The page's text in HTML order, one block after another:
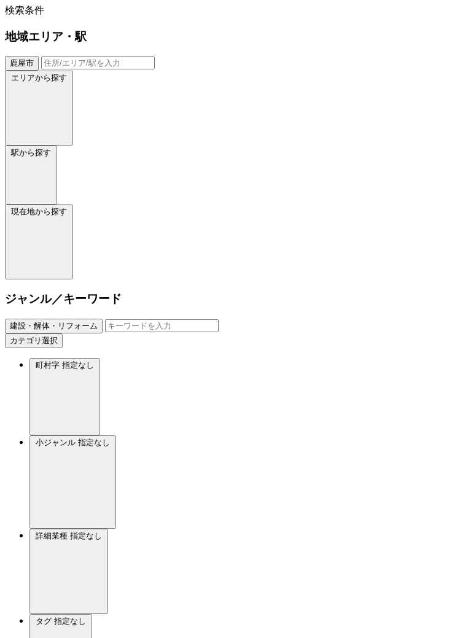
検索条件
地域エリア・駅
鹿屋市
エリアから探す
駅から探す
現在地から探す
ジャンル／キーワード
建設・解体・リフォーム
カテゴリ選択
町村字 指定なし
小ジャンル 指定なし
詳細業種 指定なし
タグ 指定なし